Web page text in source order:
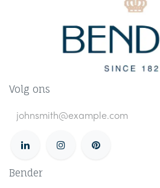
Volg ons
Bender